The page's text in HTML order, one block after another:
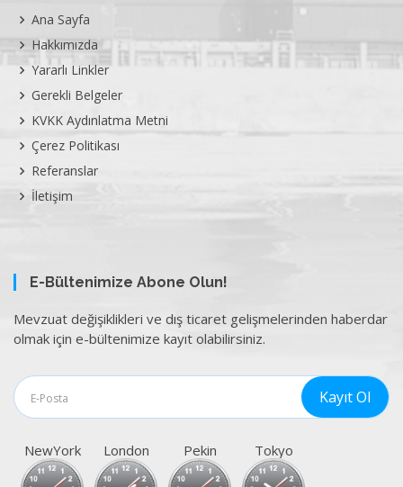
Ana Sayfa
Hakkımızda
Yararlı Linkler
Gerekli Belgeler
KVKK Aydınlatma Metni
Çerez Politikası
Referanslar
İletişim
E-Bültenimize Abone Olun!
Mevzuat değişiklikleri ve dış ticaret gelişmelerinden haberdar
olmak için e-bültenimize kayıt olabilirsiniz.
NewYork London Pekin Tokyo